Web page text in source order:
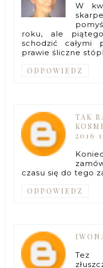
W
roku, ale
schodzić całymi
prawie śliczne
ODPOWIEDZ
TAK
2016
czasu się do tego
ODPOWIEDZ
Tez